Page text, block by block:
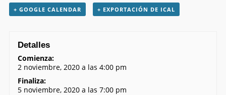
+ GOOGLE CALENDAR + EXPORTACIÓN DE ICAL
Detalles
Comienza:
2 noviembre, 2020 a las 4:00 pm
Finaliza:
5 noviembre, 2020 a las 7:00 pm